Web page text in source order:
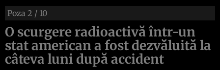
Poza 2 / 10
O scurgere radioactivă într-un
stat american a fost dezvăluită la
câteva luni după accident